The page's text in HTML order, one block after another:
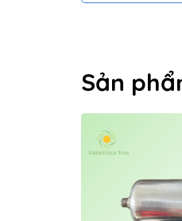
Sản